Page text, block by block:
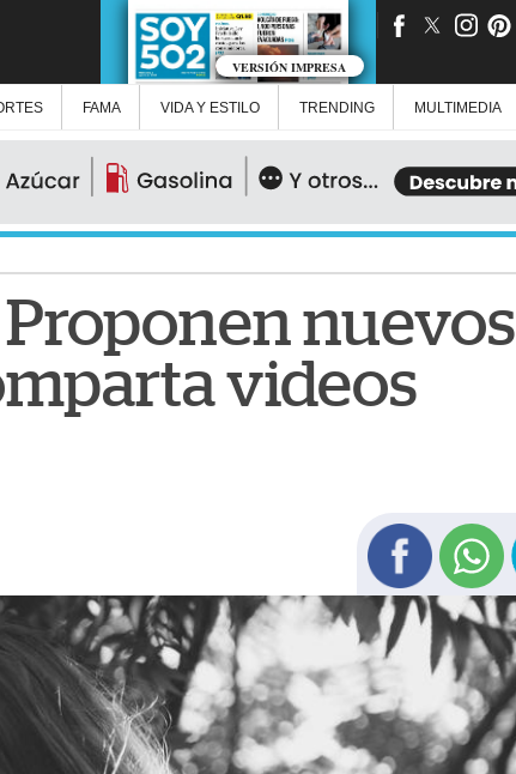
VERSIÓN IMPRESA
FAMA VIDA Y ESTILO TRENDING MULTIMEDIA
nuevos
videos